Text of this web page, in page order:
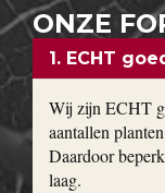
ONZE
1. ECHT
Wij zijn ECHT
aantallen
Daardoor
laag.